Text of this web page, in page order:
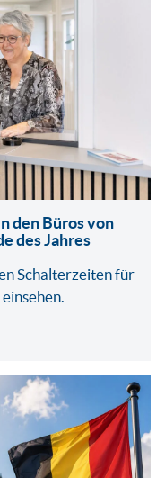
den Büros von
des Jahres
Schalterzeiten für